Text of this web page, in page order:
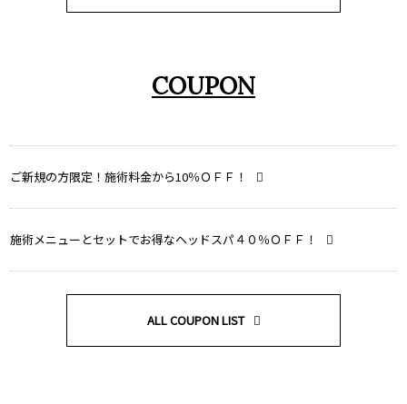
COUPON
ご新規の方限定！施術料金から10％ＯＦＦ！
施術メニューとセットでお得なヘッドスパ４０％ＯＦＦ！
ALL COUPON LIST